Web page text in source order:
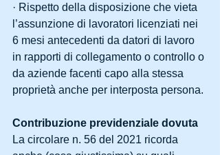
· Rispetto della disposizione che vieta
l’assunzione di lavoratori licenziati nei
6 mesi antecedenti da datori di lavoro
in rapporti di collegamento o controllo o
da aziende facenti capo alla stessa
proprietà anche per interposta persona.
Contribuzione previdenziale dovuta
La circolare n. 56 del 2021 ricorda